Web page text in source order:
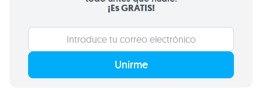
¡Es GRATIS!
Unirme